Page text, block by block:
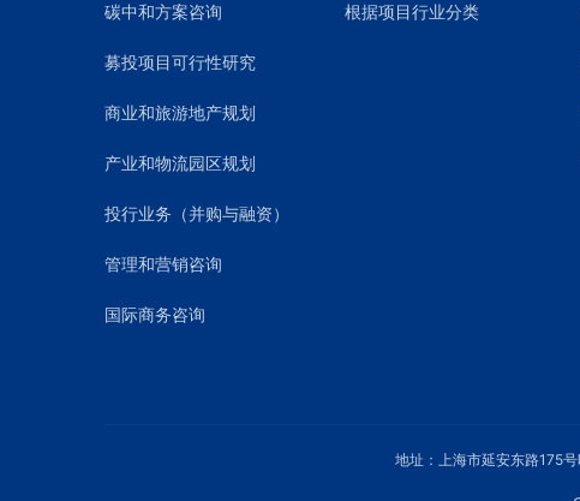
碳中和方案咨询
募投项目可行性研究
商业和旅游地产规划
产业和物流园区规划
投行业务（并购与融资）
管理和营销咨询
国际商务咨询
根据项目行业分类
地址：上海市延安东路